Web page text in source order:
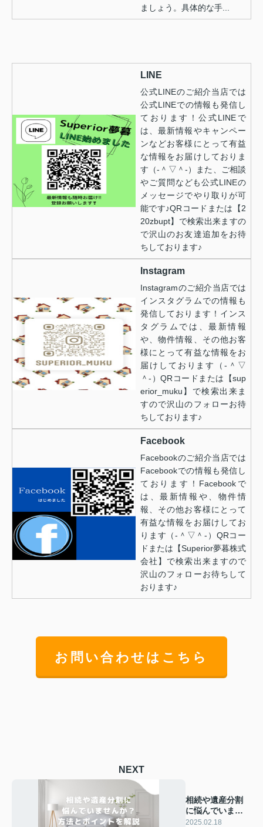
ましょう。具体的な手...
LINE
公式LINEのご紹介当店では
公式LINEでの情報も発信し
ております！公式LINEで
は、最新情報やキャンペー
ンなどお客様にとって有益
な情報をお届けしておりま
す（‐＾▽＾‐）また、ご相談
やご質問なども公式LINEの
メッセージでやり取りが可
能です♪QRコードまたは【2
20zbupt】で検索出来ますの
で沢山のお友達追加をお待
ちしております♪
Instagram
Instagramのご紹介当店では
インスタグラムでの情報も
発信しております！インス
タグラムでは、最新情報
や、物件情報、その他お客
様にとって有益な情報をお
届けしております（‐＾▽
＾‐）QRコードまたは【sup
erior_muku】で検索出来ま
すので沢山のフォローお待
ちしております♪
Facebook
Facebookのご紹介当店では
Facebookでの情報も発信し
ております！Facebookで
は、最新情報や、物件情
報、その他お客様にとって
有益な情報をお届けしてお
ります（‐＾▽＾‐）QRコー
ドまたは【Superior夢暮株式
会社】で検索出来ますので
沢山のフォローお待ちして
おります♪
お問い合わせはこちら
NEXT
相続や遺産分割
に悩んでいませ
んか？方法とポ
2025.02.18